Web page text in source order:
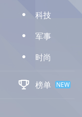
D 科技
D 军事
D 时尚
 榜单 NEW